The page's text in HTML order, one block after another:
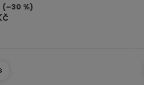
(–30 %)